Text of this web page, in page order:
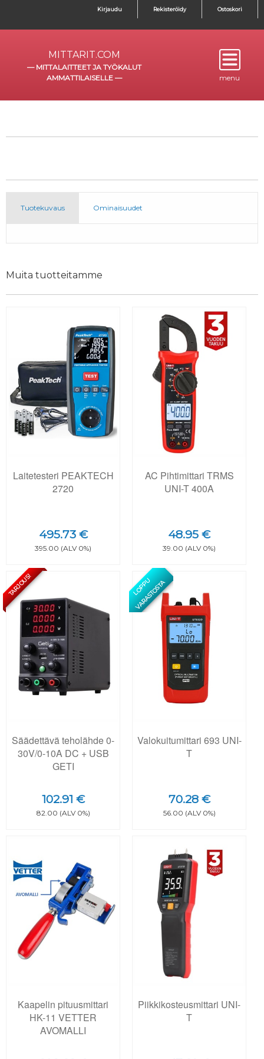
Kirjaudu Rekisteröidy Ostoskori
MITTARIT.COM
— MITTALAITTEET JA TYÖKALUT
AMMATTILAISELLE — menu
Tuotekuvaus Ominaisuudet
Muita tuotteitamme
Laitetesteri PEAKTECH
2720
495.73 €
395.00 (ALV 0%)
AC Pihtimittari TRMS
UNI-T 400A
48.95 €
39.00 (ALV 0%)
TARJOUS!
Säädettävä teholähde 0-
30V/0-10A DC + USB
GETI
102.91 €
82.00 (ALV 0%)
L
O
P
P
U
V
A
R
A
S
T
O
S
T
A
Valokuitumittari 693 UNI-
T
70.28 €
56.00 (ALV 0%)
Kaapelin pituusmittari
HK-11 VETTER
AVOMALLI
Piikkikosteusmittari UNI-
T